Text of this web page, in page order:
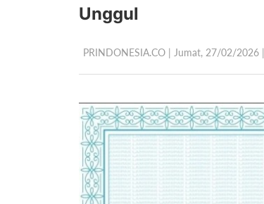
Unggul
PRINDONESIA.CO | Jumat, 27/02/2026 |